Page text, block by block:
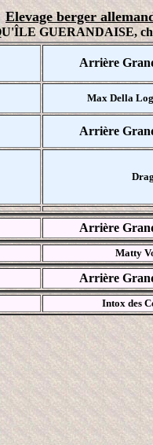
Elevage berger
GUERANDAISE,
Arrière
Max Della
Arrière
Arrière
Matty
Arrière
Intox des